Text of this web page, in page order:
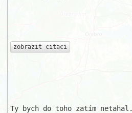
zobrazit citaci
Ty bych do toho zatím netahal.